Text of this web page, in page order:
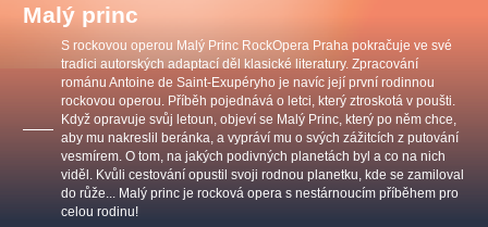
Sport
Ostatní
Malý princ
S rockovou operou Malý Princ RockOpera Praha pokračuje ve své
tradici autorských adaptací děl klasické literatury. Zpracování
románu Antoine de Saint-Exupéryho je navíc její první rodinnou
rockovou operou. Příběh pojednává o letci, který ztroskotá v poušti.
Když opravuje svůj letoun, objeví se Malý Princ, který po něm chce,
aby mu nakreslil beránka, a vypráví mu o svých zážitcích z putování
vesmírem. O tom, na jakých podivných planetách byl a co na nich
viděl. Kvůli cestování opustil svoji rodnou planetku, kde se zamiloval
do růže... Malý princ je rocková opera s nestárnoucím příběhem pro
celou rodinu!
Agentura 44, s.r.o.
Ostatní hledají
muzikálypraha
Nejnavštěvovanější